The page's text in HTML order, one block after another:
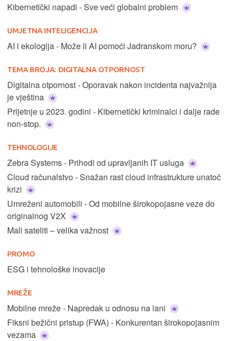
Kibernetički napadi - Sve veći globalni problem
UMJETNA INTELIGENCIJA
AI i ekologija - Može li AI pomoći Jadranskom moru?
TEMA BROJA: DIGITALNA OTPORNOST
Digitalna otpornost - Oporavak nakon incidenta najvažnija
je vještina
Prijetnje u 2023. godini - Kibernetički kriminalci i dalje rade
non-stop.
TEHNOLOGIJE
Zebra Systems - Prihodi od upravljanih IT usluga
Cloud računalstvo - Snažan rast cloud infrastrukture unatoč
krizi
Umreženi automobili - Od mobilne širokopojasne veze do
originalnog V2X
Mali sateliti – velika važnost
PROMO
ESG i tehnološke inovacije
MREŽE
Mobilne mreže - Napredak u odnosu na lani
Fiksni bežični pristup (FWA) - Konkurentan širokopojasnim
vezama